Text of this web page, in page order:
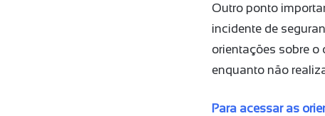
Outro ponto
incidente de
orientações sobre o
enquanto não
Para acessar as